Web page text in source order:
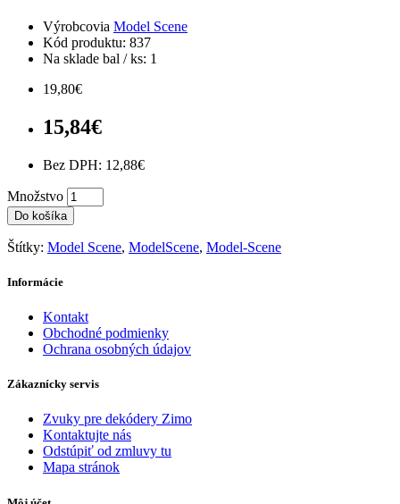
Výrobcovia Model Scene
Kód produktu: 837
Na sklade bal / ks: 1
19,80€
15,84€
Bez DPH: 12,88€
Množstvo
Do košíka
Štítky: Model Scene, ModelScene, Model-Scene
Informácie
Kontakt
Obchodné podmienky
Ochrana osobných údajov
Zákaznícky servis
Zvuky pre dekódery Zimo
Kontaktujte nás
Odstúpiť od zmluvy tu
Mapa stránok